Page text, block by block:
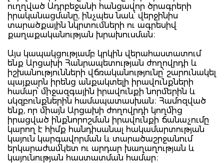
ուղղված Ադրբեջանի հանցավոր ծրագրերի
իրականացմանը, ինչպես նաև՝ վերջինիս
տարածքային նկրտումների ու ագրեսիվ
քաղաքականության խրախուսման։
Այս կապակցությամբ կրկին վերահաստատում
ենք Արցախի Հանրապետության ժողովրդի և
իշխանությունների վճռականությունը՝ շարունակել
պայքարն իրենց անքակտելի իրավունքների
համար՝ միջազգային իրավունքի նորմերին և
սկզբունքներին համապատասխան։ Համոզված
ենք, որ միայն Արցախի ժողովրդի կողմից
իրացված ինքնորոշման իրավունքի ճանաչումը
կարող է հիմք հանդիսանալ հակամարտության
կայուն կարգավորման և տարածաշրջանում
երկարաժամկետ ու արդար խաղաղության և
կայունության հաստատման համար։